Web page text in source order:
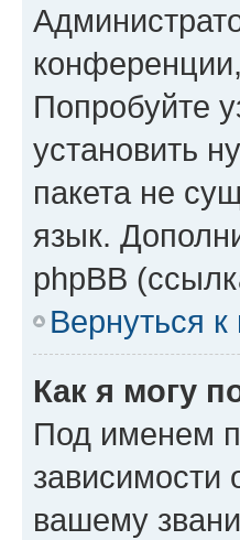
Попробуйте
установить
пакета не
язык.
phpBB
Вернуться к
Как я могу
Под именем
зависимости
вашему